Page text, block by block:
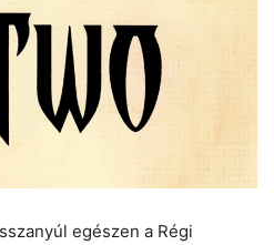
egészen a Régi